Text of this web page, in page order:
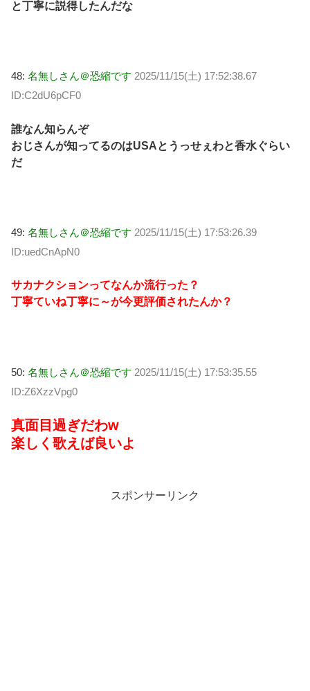
と丁寧に説得したんだな
48: 名無しさん＠恐縮です 2025/11/15(土) 17:52:38.67
ID:C2dU6pCF0
誰なん知らんぞ
おじさんが知ってるのはUSAとうっせぇわと香水ぐらい
だ
49: 名無しさん＠恐縮です 2025/11/15(土) 17:53:26.39
ID:uedCnApN0
サカナクションってなんか流行った？
丁寧ていね丁寧に～が今更評価されたんか？
50: 名無しさん＠恐縮です 2025/11/15(土) 17:53:35.55
ID:Z6XzzVpg0
真面目過ぎだわw
楽しく歌えば良いよ
スポンサーリンク